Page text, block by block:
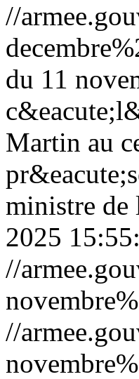
//
du 11
Martin au
ministre de
2025
//
//